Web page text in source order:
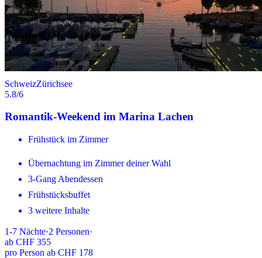
SchweizZürichsee
5.8/6
Romantik-Weekend im Marina Lachen
Frühstück im Zimmer
Übernachtung im Zimmer deiner Wahl
3-Gang Abendessen
Frühstücksbuffet
3 weitere Inhalte
1-7 Nächte·2 Personen·
ab CHF 355
pro Person ab CHF 178